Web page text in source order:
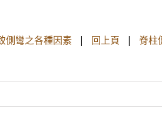
側彎之各種因素 | 回上頁 | 脊柱